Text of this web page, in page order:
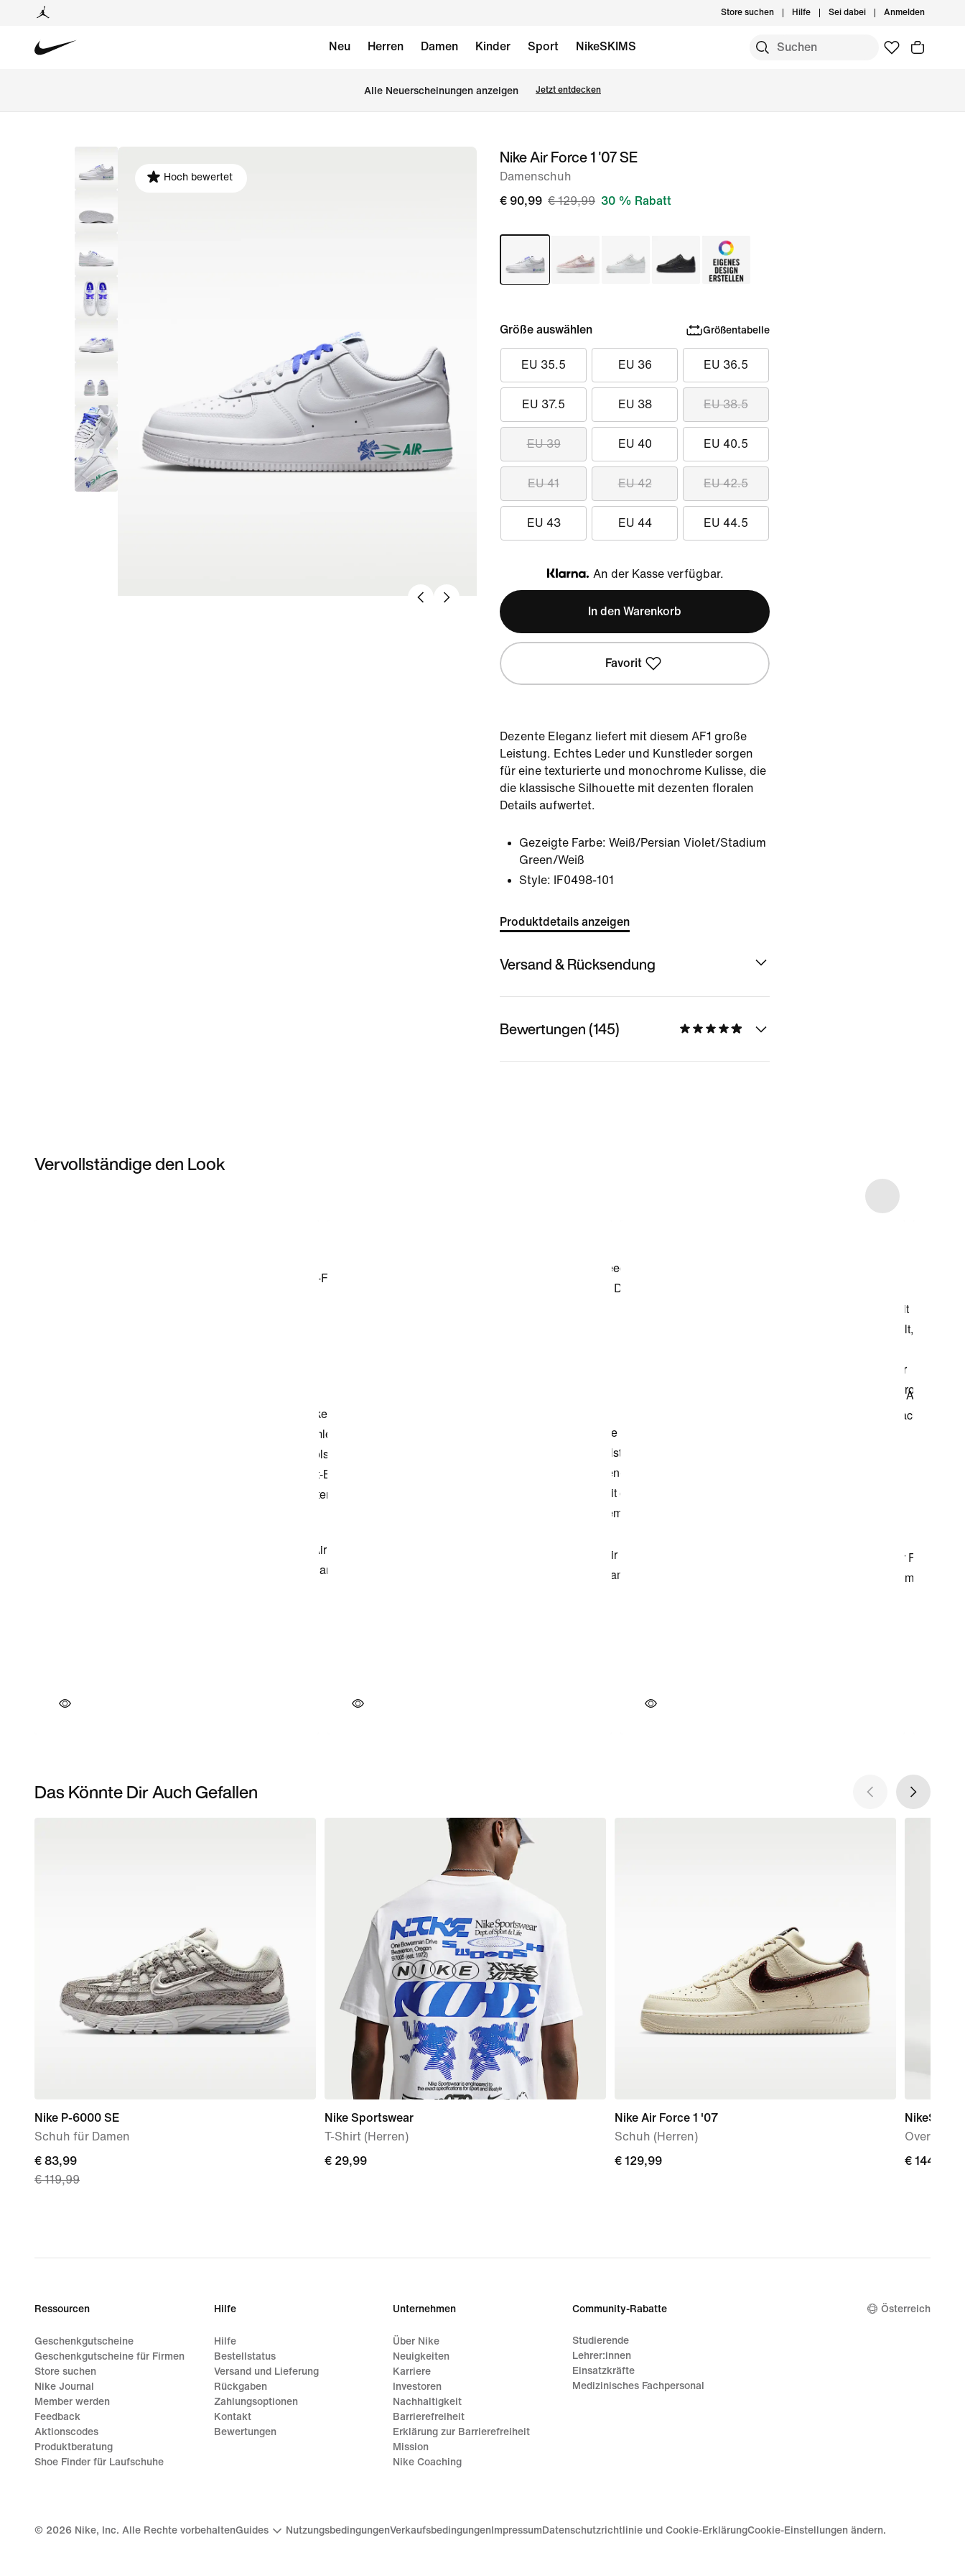
Store suchen Hilfe Sei dabei Anmelden
Neu Herren Damen Kinder Sport NikeSKIMS
Alle Neuerscheinungen anzeigen Jetzt entdecken
Bild 1
Hoch bewertet
Nike Air Force 1 '07 SE
Damenschuh
€ 90,99 € 129,99 30 % Rabatt
Größe auswählen Größentabelle
EU 35.5 EU 36 EU 36.5
EU 37.5 EU 38 EU 38.5
EU 39 EU 40 EU 40.5
EU 41 EU 42 EU 42.5
EU 43 EU 44 EU 44.5
Klarna
An der Kasse verfügbar.
In den Warenkorb
Favorit
Dezente Eleganz liefert mit diesem AF1 große
Leistung. Echtes Leder und Kunstleder sorgen
für eine texturierte und monochrome Kulisse, die
die klassische Silhouette mit dezenten floralen
Details aufwertet.
Gezeigte Farbe: Weiß/Persian Violet/Stadium
Green/Weiß
Style:
IF0498-101
Produktdetails anzeigen
Versand & Rücksendung
Bewertungen (145)
Vervollständige den Look
Das Könnte Dir Auch Gefallen
Nike P-6000 SE
Schuh für Damen
current
price
€ 119,99
€ 83,99
€ 119,99
Nike Sportswear
T-Shirt (Herren)
€ 29,99
€ 29,99
Nike Air Force 1 '07
Schuh (Herren)
€ 129,99
€ 129,99
Oversize-
€ 144,99
€ 144,99
Ressourcen
Geschenkgutscheine
Geschenkgutscheine für Firmen
Store suchen
Nike Journal
Member werden
Feedback
Aktionscodes
Produktberatung
Shoe Finder für Laufschuhe
Hilfe
Hilfe
Bestellstatus
Versand und Lieferung
Rückgaben
Zahlungsoptionen
Kontakt
Bewertungen
Unternehmen
Über Nike
Neuigkeiten
Karriere
Investoren
Nachhaltigkeit
Barrierefreiheit
Erklärung zur Barrierefreiheit
Mission
Nike Coaching
Community-Rabatte
Studierende
Lehrer:innen
Einsatzkräfte
Medizinisches Fachpersonal
Österreich
© 2026 Nike, Inc. Alle Rechte vorbehaltenGuides NutzungsbedingungenVerkaufsbedingungen Impressum Datenschutzrichtlinie und Cookie-ErklärungCookie-Einstellungen ändern.